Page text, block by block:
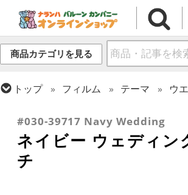
商品カテゴリを見る
トップ フィルム テーマ
ウ
#030-39717 Navy Wedding
ネイビー ウェディン
チ